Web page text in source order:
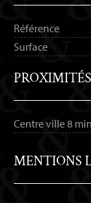
Référence
Surface
PROXIMITÉS
Centre ville8
MENTIONS